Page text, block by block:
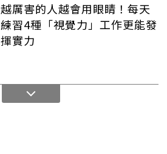
越厲害的人越會用眼睛！每天
練習4種「視覺力」工作更能發
揮實力